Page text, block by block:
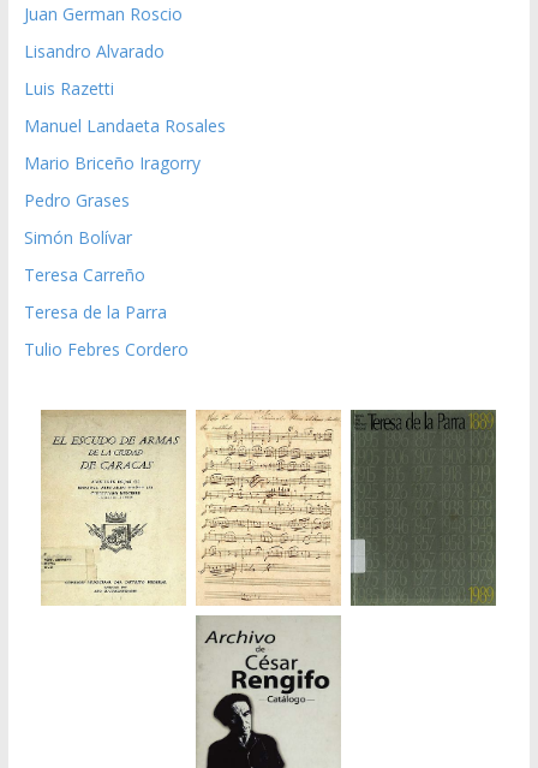
Juan German Roscio
Lisandro Alvarado
Luis Razetti
Manuel Landaeta Rosales
Mario Briceño Iragorry
Pedro Grases
Simón Bolívar
Teresa Carreño
Teresa de la Parra
Tulio Febres Cordero